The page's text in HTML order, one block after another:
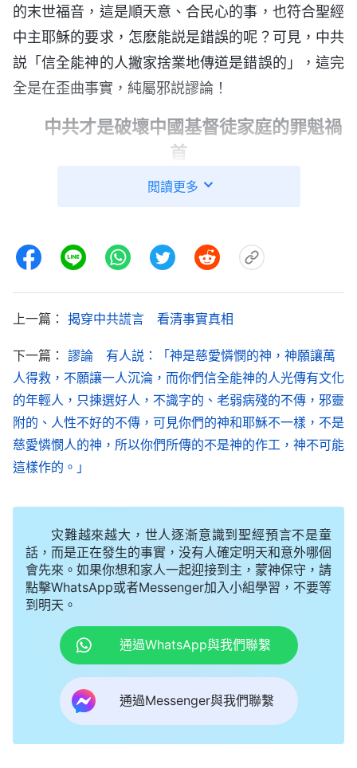
的末世福音，這是順天意、合民心的事，也符合聖經
中主耶穌的要求，怎麽能説是錯誤的呢？可見，中共
説「信全能神的人撇家捨業地傳道是錯誤的」，這完
全是在歪曲事實，純屬邪説謬論！
中共才是破壞中國基督徒家庭的罪魁禍
首
中共政府口口聲聲説，全能神教會基督徒家庭破
為什麽他們的家庭就没有破裂，這是怎麽回事呢？到
為中國的基督徒，我們心裏最清楚不過了。中國是無
打擊宗教信仰，它不僅把基督教定為邪教，還把《聖
經》定為邪教書籍，焚燒銷毁無數，甚至把無數海外
運往中國的《聖經》都扔進海裏。不僅如此，中共還
無視西方民主國家，他們還趕走外國傳教士，監禁、
改造中國傳道人，抓捕、殘害無數基督徒，導致許多
不能孝敬，無數基督徒的家庭就這樣被中共破壞了！
尤其自1991年末世基督全能神在中國顯現作工以
後，中共看到全國各地都有不少人信了全能神，就把
全能神教會的基督徒視為眼中釘、肉中刺，隨之對全
能神教會基督徒的迫害也逐漸升級。為了徹底鎮壓、
取締全能神的末世作工，中共多次下發機密文件、絶
密文件，召開專項鎮壓迫害全能神教會的工作會議，
閲讀更多
上一篇： 揭穿中共謊言 看清事實真相
下一篇： 謬論 有人説：「神是慈愛憐憫的神，神願讓萬
人得救，不願讓一人沉淪，而你們信全能神的人光傳有文化
的年輕人，只揀選好人，不識字的、老弱病殘的不傳，邪靈
附的、人性不好的不傳，可見你們的神和耶穌不一樣，不是
慈愛憐憫人的神，所以你們所傳的不是神的作工，神不可能
這樣作的。」
灾難越來越大，世人逐漸意識到聖經預言不是童
話，而是正在發生的事實，没有人確定明天和意外哪個
會先來。如果你想和家人一起迎接到主，蒙神保守，請
點擊WhatsApp或者Messenger加入小組學習，不要等
到明天。
通過WhatsApp與我們聯繫
通過Messenger與我們聯繫